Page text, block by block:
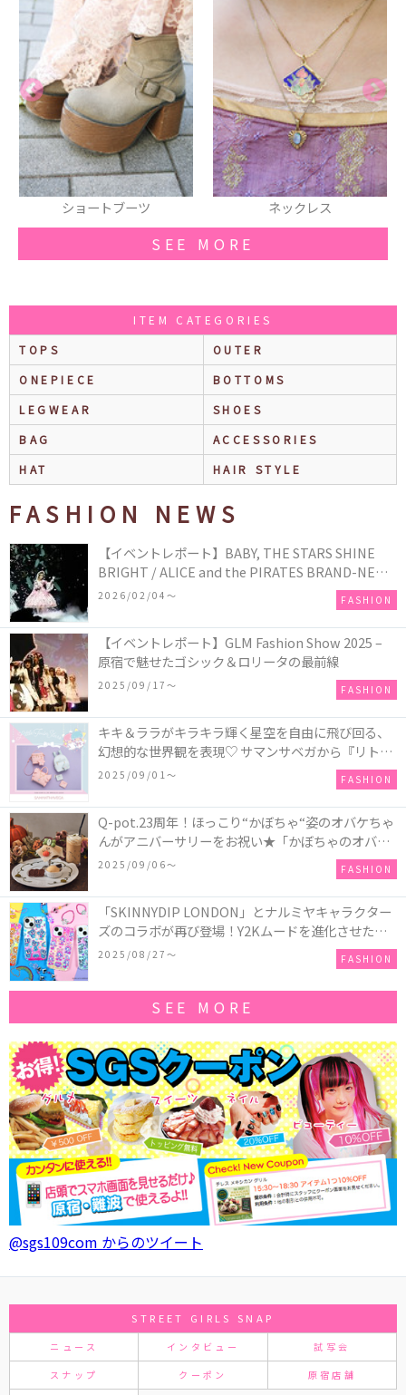
ショートブーツ ネックレス
SEE MORE
ITEM CATEGORIES
TOPS
OUTER
ONEPIECE
BOTTOMS
LEGWEAR
SHOES
BAG
ACCESSORIES
HAT
HAIR STYLE
FASHION NEWS
【イベントレポート】BABY, THE STARS SHINE
BRIGHT / ALICE and the PIRATES BRAND-NEW
COLLECTION in TOKYO
2026/02/04〜 FASHION
【イベントレポート】GLM Fashion Show 2025 –
原宿で魅せたゴシック＆ロリータの最前線
2025/09/17〜 FASHION
キキ＆ララがキラキラ輝く星空を自由に飛び回る、
幻想的な世界観を表現♡ サマンサベガから『リトル
ツインスターズ』50周年アニバーサリーイヤー』を
2025/09/01〜 FASHION
Q-pot.23周年！ほっこり“かぼちゃ“姿のオバケちゃ
んがアニバーサリーをお祝い★「かぼちゃのオバケ
ーキアクセサリー」が新発売！Q-pot CAFE.では
「かぼちゃのオバケーキプレート」も登場
2025/09/06〜 FASHION
「SKINNYDIP LONDON」とナルミヤキャラクター
ズのコラボが再び登場！Y2Kムードを進化させた新
作コレクションを発売♪
2025/08/27〜 FASHION
SEE MORE
@sgs109com からのツイート
STREET GIRLS SNAP
ニュース インタビュー 試写会
スナップ クーポン 原宿店舗